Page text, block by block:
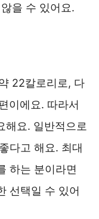
을 수 있어요.
22칼로리로, 다
이에요. 따라서
해요. 일반적으로
다고 해요. 최대
하는 분이라면
선택일 수 있어